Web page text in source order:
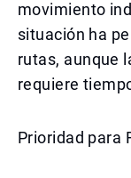
movimiento
situación ha
rutas, aunque
requiere
Prioridad para